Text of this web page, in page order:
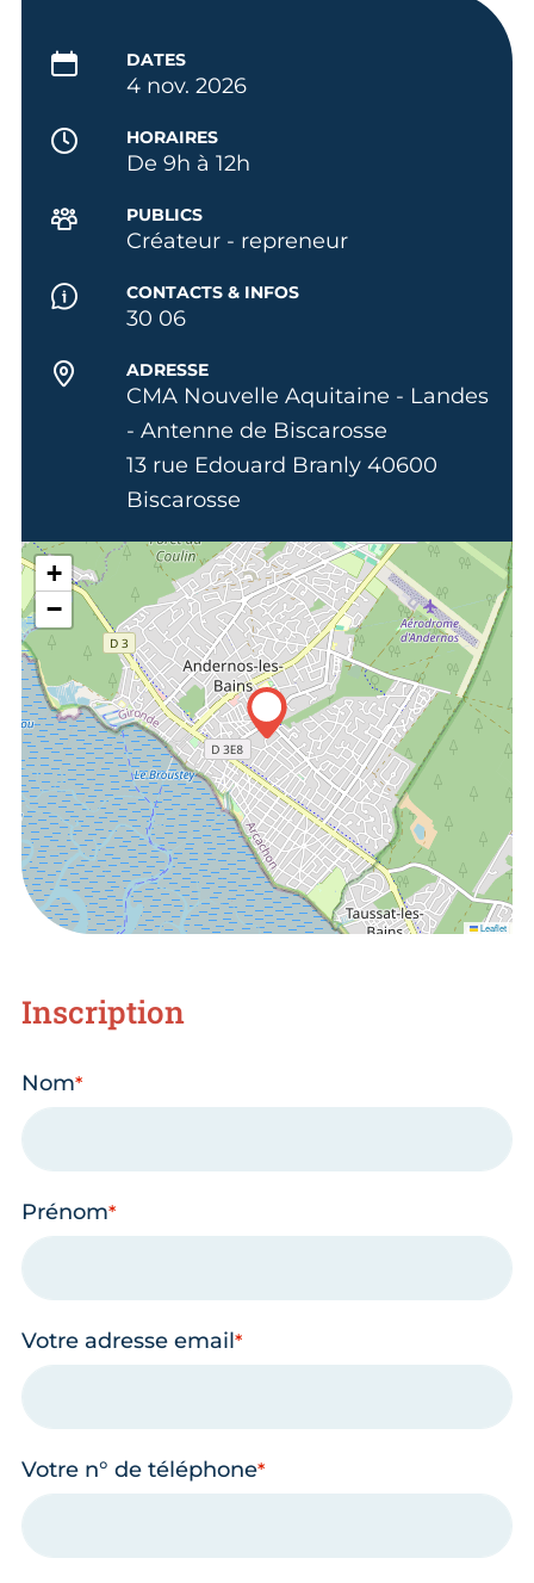
DATES
4 nov. 2026
HORAIRES
De 9h à 12h
PUBLICS
Créateur - repreneur
CONTACTS & INFOS
30 06
ADRESSE
CMA Nouvelle Aquitaine - Landes
- Antenne de Biscarosse
13 rue Edouard Branly 40600
Biscarosse
+
−
Leaflet
Inscription
Nom
Prénom
Votre adresse email
Votre n° de téléphone